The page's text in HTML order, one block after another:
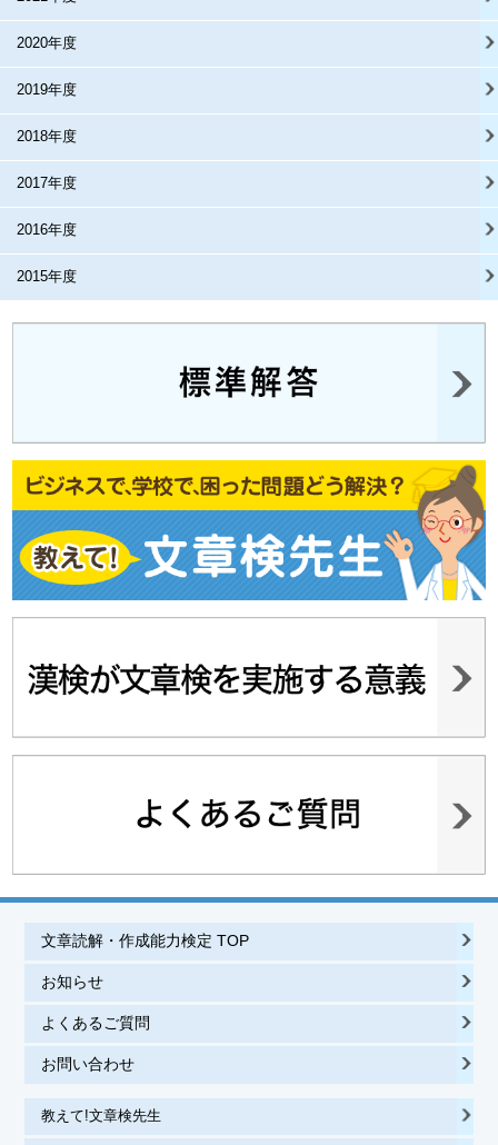
2020年度
2019年度
2018年度
2017年度
2016年度
2015年度
文章読解・作成能力検定 TOP
お知らせ
よくあるご質問
お問い合わせ
教えて!文章検先生